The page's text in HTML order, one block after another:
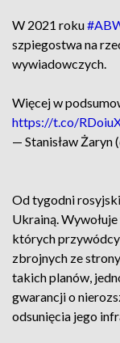
W 2021 roku
szpiegostwa na
wywiadowczych.
Więcej w
https://t.co/
— Stanisław Żaryn
Od tygodni
Ukrainą.
których przywódcy
zbrojnych ze
takich planów,
gwarancji o
odsunięcia jego